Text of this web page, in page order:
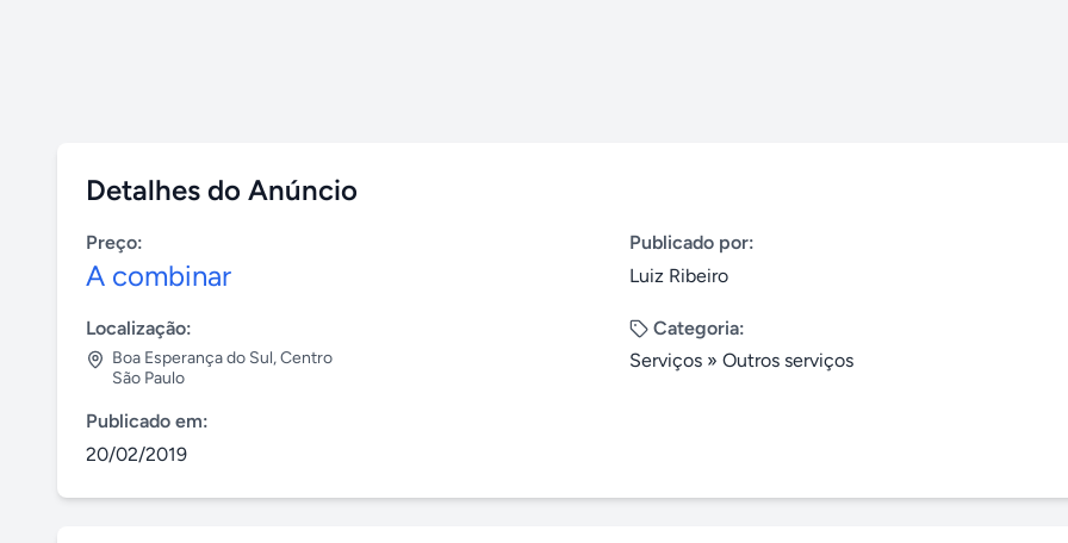
Detalhes do Anúncio
Preço:
A combinar
Publicado por:
Luiz Ribeiro
Localização:
Boa Esperança do Sul,Centro
São Paulo
Categoria:
Serviços » Outros serviços
Publicado em:
20/02/2019